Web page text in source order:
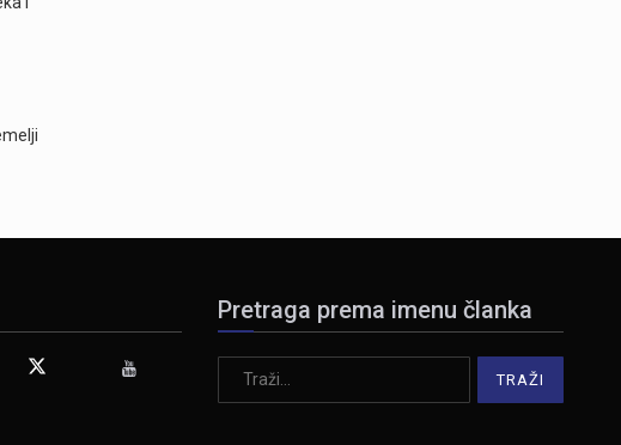
Pretraga prema imenu članka